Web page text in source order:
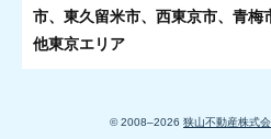
市、東久留米市、西東京市、青梅
他東京エリア
© 2008–2026 狭山不動産株式